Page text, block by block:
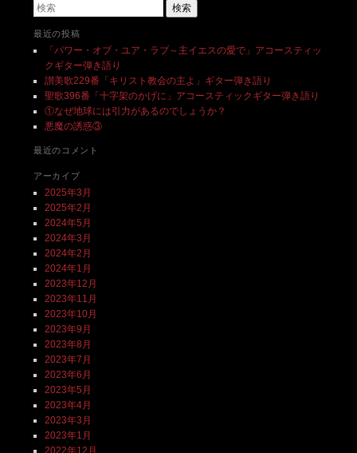
検索
最近の投稿
「パワー・オブ・ユア・ラブ～主イエスの愛で」アコースティッ
クギター弾き語り
讃美歌229番「キリスト教会の主よ」ギター弾き語り
聖歌396番「十字架のかげに」アコースティックギター弾き語り
①なぜ地球には引力があるのでしょうか？
悪魔の誘惑③
最近のコメント
アーカイブ
2025年3月
2025年2月
2024年5月
2024年3月
2024年2月
2024年1月
2023年12月
2023年11月
2023年10月
2023年9月
2023年8月
2023年7月
2023年6月
2023年5月
2023年4月
2023年3月
2023年1月